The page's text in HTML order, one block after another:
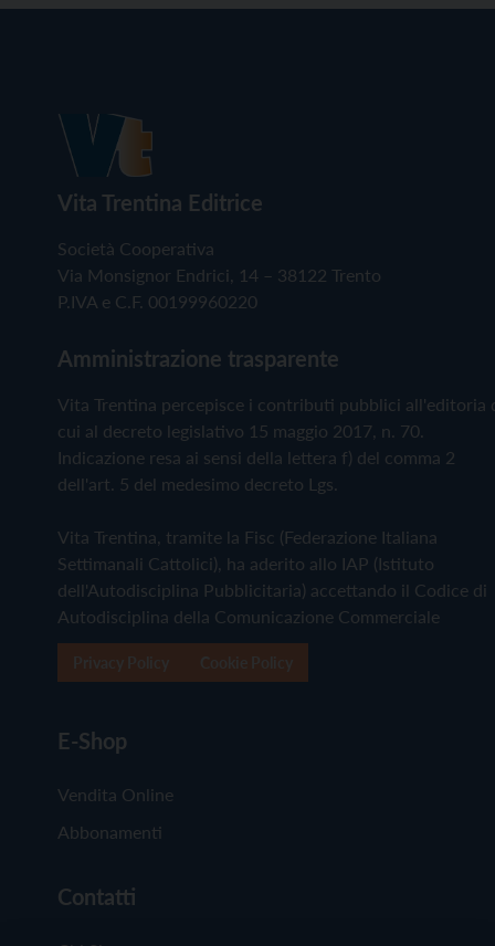
Vita Trentina Editrice
Società Cooperativa
Via Monsignor Endrici, 14 – 38122 Trento
P.IVA e C.F. 00199960220
Amministrazione trasparente
Vita Trentina percepisce i contributi pubblici all'editoria
cui al decreto legislativo 15 maggio 2017, n. 70.
Indicazione resa ai sensi della lettera f) del comma 2
dell'art. 5 del medesimo decreto Lgs.
Vita Trentina, tramite la Fisc (Federazione Italiana
Settimanali Cattolici), ha aderito allo IAP (Istituto
dell'Autodisciplina Pubblicitaria) accettando il Codice di
Autodisciplina della Comunicazione Commerciale
E-Shop
Vendita Online
Abbonamenti
Contatti